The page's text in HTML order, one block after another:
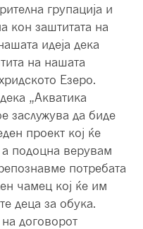
групација и
кон заштитата на
идеја дека
на нашата
Езеро.
„Акватика
заслужува да биде
проект кој ќе
а подоцна верувам
потребата
чамец кој ќе им
деца за обука.
договорот